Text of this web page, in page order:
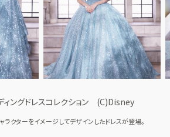
ィングドレスコレクション (C)Disney
ラクターをイメージしてデザインしたドレスが登場。